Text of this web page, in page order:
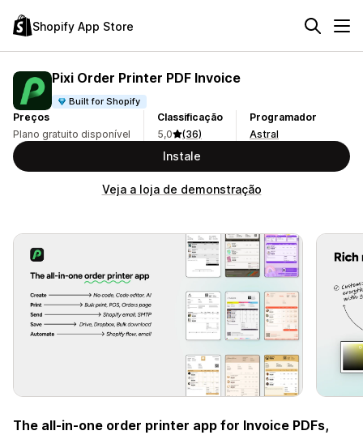
Shopify App Store
Pixi Order Printer PDF Invoice
Built for Shopify
Preços
Plano gratuito disponível
Classificação
5,0
(36)
Programador
Astral
Instale
Veja a loja de demonstração
The all-in-one order printer app for Invoice PDFs,